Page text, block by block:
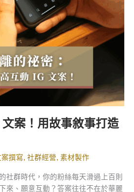
案！用故事敘事打造
案撰寫, 社群經營, 素材製作
社群時代，你的粉絲每天滑過上百則
來、願意互動？答案往往不在於華麗